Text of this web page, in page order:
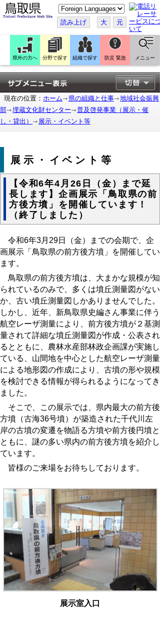
こ
の
ペ
ー
ジ
翻
訳
す
る
読み上げ 大 元
県外の方へ 分野で探す 組織で探す 防災 緊急 メニュー
現在の位置： ホーム 県の組織と仕事
地域社会振興
部
埋蔵文化財センター
普及啓発事業（展示・催
し・貸出）
展示・イベント等
展示・イベント等
【令和6年4月26日（金）まで延
長します】企画展示「鳥取県の前
方後方墳」を開催しています！
（終了しました）
令和6年3月29日（金）までの会期で、企
画展示「鳥取県の前方後方墳」を開催してい
ます。
鳥取県の前方後方墳は、大まかな規模が知
られているのみで、多くは墳丘測量図がない
か、古い墳丘測量図しかありませんでした。
しかし、近年、新鳥取県史編さん事業に伴う
航空レーザ測量により、前方後方墳が２基測
量されて詳細な墳丘測量図が作成・公表され
るとともに、農林水産部林政企画課が実施し
ている、山間地を中心とした航空レーザ測量
による地形図の作成により、古墳の形や規模
を検討できる情報が得られるようになってき
ました。
そこで、この展示では、県内最大の前方後
方墳（古海36号墳）が築造された千代川左
岸の古墳の変遷を物語る方墳や前方後円墳と
ともに、謎の多い県内の前方後方墳を紹介し
ています。
皆様のご来場をお待ちしております。
展示室入口